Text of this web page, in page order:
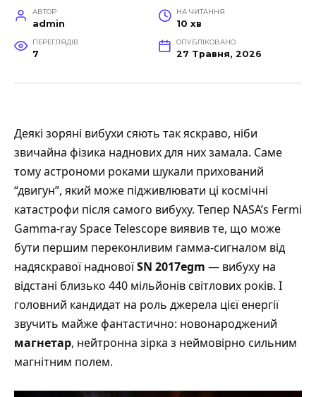
АВТОР
admin
НА ЧИТАННЯ
10 хв
ПЕРЕГЛЯДІВ
7
ОПУБЛІКОВАНО
27 Травня, 2026
Деякі зоряні вибухи сяють так яскраво, ніби
звичайна фізика наднових для них замала. Саме
тому астрономи роками шукали прихований
“двигун”, який може підживлювати ці космічні
катастрофи після самого вибуху. Тепер NASA’s Fermi
Gamma-ray Space Telescope виявив те, що може
бути першим переконливим гамма-сигналом від
надяскравої надновоїSN 2017egm — вибуху на
відстані близько 440 мільйонів світлових років. І
головний кандидат на роль джерела цієї енергії
звучить майже фантастично: новонароджений
магнетар, нейтронна зірка з неймовірно сильним
магнітним полем.